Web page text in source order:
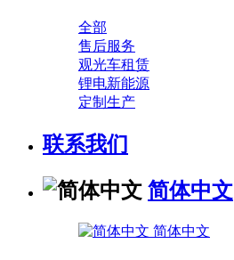
全部
售后服务
观光车租赁
锂电新能源
定制生产
联系我们
简体中文
简体中文